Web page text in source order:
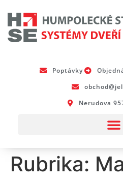
Poptávky
Nerudova
Rubrika: